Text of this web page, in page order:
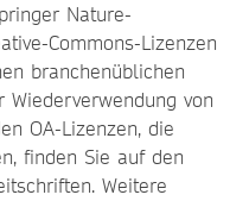
Nature-
Commons-Lizenzen
branchenüblichen
von
OA-Lizenzen, die
finden Sie auf den
Weitere